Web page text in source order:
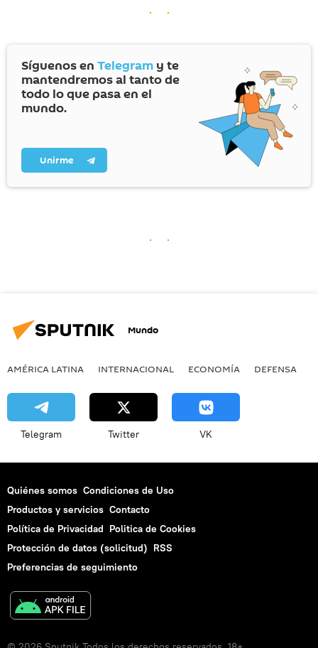
Síguenos en Telegram y te
mantendremos al tanto de
todo lo que pasa en el
mundo.
Unirme
Mundo
AMÉRICA LATINA INTERNACIONAL ECONOMÍA DEFENSA
Telegram Twitter VK
Quiénes somos Condiciones de Uso
Productos y servicios Contacto
Política de Privacidad Politica de Cookies
Protección de datos (solicitud) RSS
Preferencias de seguimiento